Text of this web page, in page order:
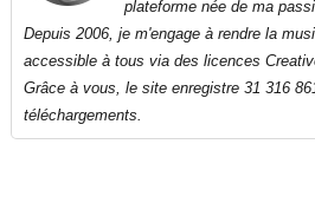
plateforme née de ma
Depuis 2006, je m'engage à rendre la
accessible à tous via des licences
Grâce à vous, le site enregistre 31 316
téléchargements.